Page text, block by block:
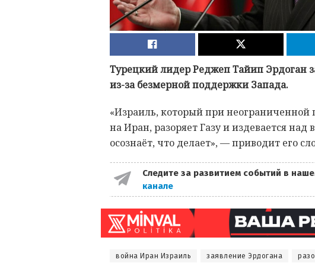
Турецкий лидер Реджеп Тайип Эрдоган
из-за безмерной поддержки Запада.
«Израиль, который при
на Иран, разоряет Газу и издевается над
осознаёт, что делает», — приводит его
Следите за развитием событий в
канале
война Иран Израиль заявление Эрдогана